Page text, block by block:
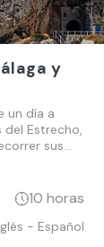
y
un día a
Estrecho,
sus
10 horas
- Español